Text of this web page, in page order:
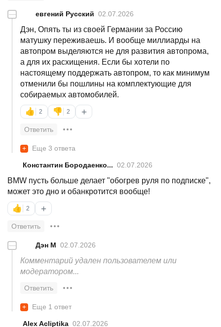
— евгений Русский 02.07.2026
Дэн, Опять ты из своей Германии за Россию
матушку переживаешь. И вообще миллиарды на
автопром выделяются не для развития автопрома,
а для их расхищения. Если бы хотели по
настоящему поддержать автопром, то как минимум
отменили бы пошлины на комплектующие для
собираемых автомобилей.
👍 2 👎 2 +
Ответить
+ Еще 3 ответа
Константин Бородаенко... 02.07.2026
BMW пусть больше делает "обогрев руля по подписке",
может это дно и обанкротится вообще!
👍 2 +
Ответить
— Дэн М 02.07.2026
Комментарий удален пользователем или
модератором...
Ответить
+ Еще 1 ответ
Alex Acliptika 02.07.2026